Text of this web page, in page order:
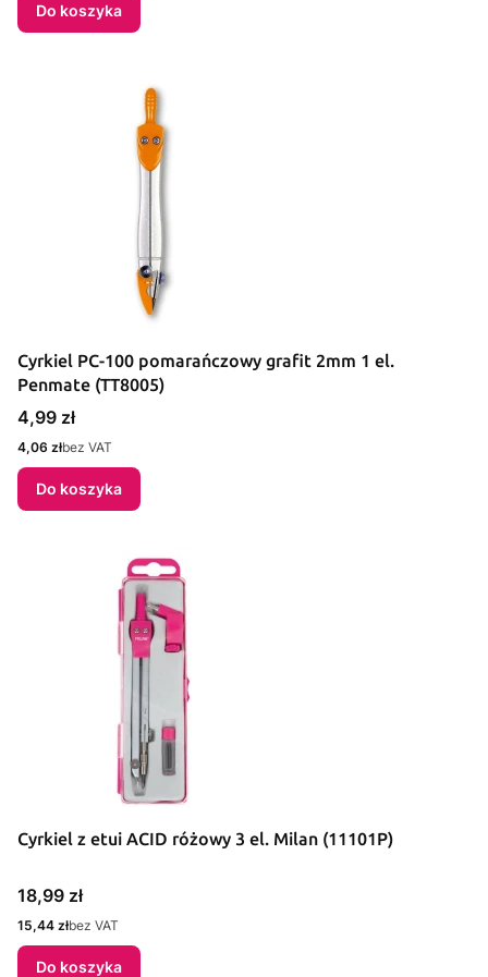
Do koszyka
Cyrkiel PC-100 pomarańczowy grafit 2mm 1 el.
Penmate (TT8005)
Cena
4,99 zł
Cena
4,06 złbez VAT
Do koszyka
Cyrkiel z etui ACID różowy 3 el. Milan (11101P)
Cena
18,99 zł
Cena
15,44 złbez VAT
Do koszyka